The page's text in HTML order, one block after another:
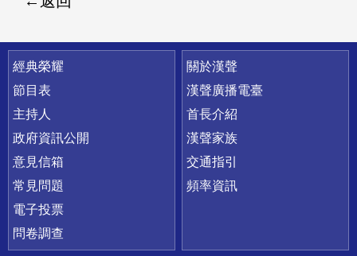
快速連結
經典榮耀
節目表
主持人
政府資訊公開
意見信箱
常見問題
電子投票
問卷調查
關於漢聲
漢聲廣播電臺
首長介紹
漢聲家族
交通指引
頻率資訊